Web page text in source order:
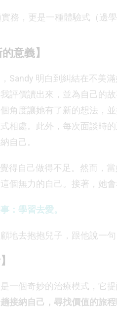
務，更是一種體驗式（邊學
意義】
Sandy 明白到糾結在不美
評價讀出來，並為自己的
角度讓她有了新的想法，
相處。此外，每次面談時
自己。
得自己做得不足。然而，
個無力的自己。接著，她會
：學習去愛。
地去抱抱兒子，跟他說一句
一個奇妙的治療模式，它
接納自己，尋找價值的旅程